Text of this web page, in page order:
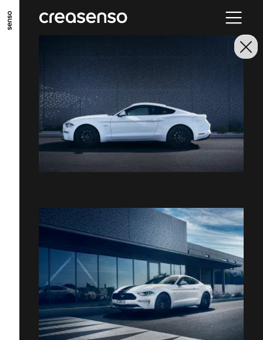
ALLER AU CONTENU PRINCIPAL
ALLER EN BAS DE PAGE